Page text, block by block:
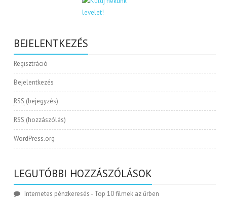
BEJELENTKEZÉS
Regisztráció
Bejelentkezés
RSS (bejegyzés)
RSS (hozzászólás)
WordPress.org
LEGUTÓBBI HOZZÁSZÓLÁSOK
Internetes pénzkeresés - Top 10 filmek az űrben